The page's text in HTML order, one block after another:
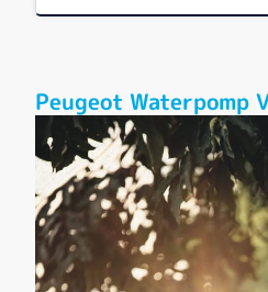
Peugeot Waterpomp